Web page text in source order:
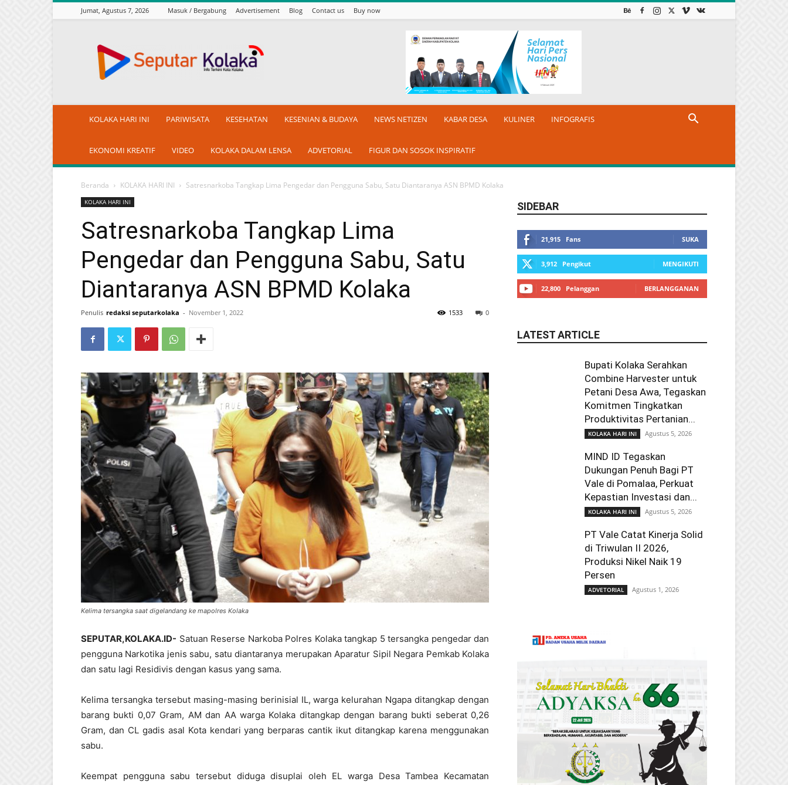
Jumat, Agustus 7, 2026 Masuk / Bergabung Advertisement Blog Contact us Buy now
KOLAKA HARI INI PARIWISATA KESEHATAN KESENIAN & BUDAYA NEWS NETIZEN KABAR DESA KULINER INFOGRAFIS
EKONOMI KREATIF VIDEO KOLAKA DALAM LENSA ADVETORIAL FIGUR DAN SOSOK INSPIRATIF
Beranda KOLAKA HARI INI Satresnarkoba Tangkap Lima Pengedar dan Pengguna Sabu, Satu Diantaranya ASN BPMD Kolaka
KOLAKA HARI INI
Satresnarkoba Tangkap Lima
Pengedar dan Pengguna Sabu, Satu
Diantaranya ASN BPMD Kolaka
Penulis redaksi seputarkolaka - November 1, 2022 0
1533
Kelima tersangka saat digelandang ke mapolres Kolaka
SEPUTAR,KOLAKA.ID- Satuan Reserse Narkoba Polres Kolaka tangkap 5 tersangka pengedar dan
pengguna Narkotika jenis sabu, satu diantaranya merupakan Aparatur Sipil Negara Pemkab Kolaka
dan satu lagi Residivis dengan kasus yang sama.
Kelima tersangka tersebut masing-masing berinisial IL, warga kelurahan Ngapa ditangkap dengan
barang bukti 0,07 Gram, AM dan AA warga Kolaka ditangkap dengan barang bukti seberat 0,26
Gram, dan CL gadis asal Kota kendari yang berparas cantik ikut ditangkap karena menggunakan
sabu.
Keempat pengguna sabu tersebut diduga disuplai oleh EL warga Desa Tambea Kecamatan
SIDEBAR
21,915 Fans SUKA
3,912 Pengikut MENGIKUTI
22,800 Pelanggan BERLANGGANAN
LATEST ARTICLE
Bupati Kolaka Serahkan
Combine Harvester untuk
Petani Desa Awa, Tegaskan
Komitmen Tingkatkan
Produktivitas Pertanian...
KOLAKA HARI INI Agustus 5, 2026
MIND ID Tegaskan
Dukungan Penuh Bagi PT
Vale di Pomalaa, Perkuat
Kepastian Investasi dan...
KOLAKA HARI INI Agustus 5, 2026
PT Vale Catat Kinerja Solid
di Triwulan II 2026,
Produksi Nikel Naik 19
Persen
ADVETORIAL Agustus 1, 2026